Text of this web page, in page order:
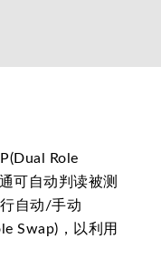
Role
可自动判读被测
自动/手动
Swap)，以利用